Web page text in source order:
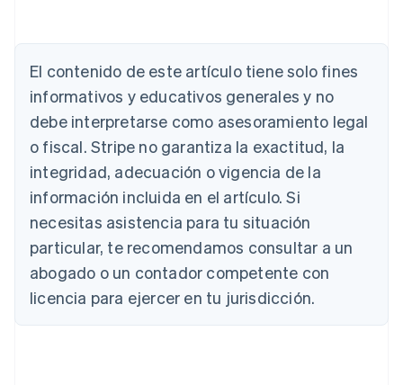
El contenido de este artículo tiene solo fines
informativos y educativos generales y no
debe interpretarse como asesoramiento legal
o fiscal. Stripe no garantiza la exactitud, la
integridad, adecuación o vigencia de la
información incluida en el artículo. Si
necesitas asistencia para tu situación
particular, te recomendamos consultar a un
abogado o un contador competente con
licencia para ejercer en tu jurisdicción.
DeutschEnglish
English
Austria
DeutschEnglish
Bélgica
Nederlands FrançaisDeutschEnglish
Brasil
Bulgaria
English
Canadá
EnglishFrançais
China continental